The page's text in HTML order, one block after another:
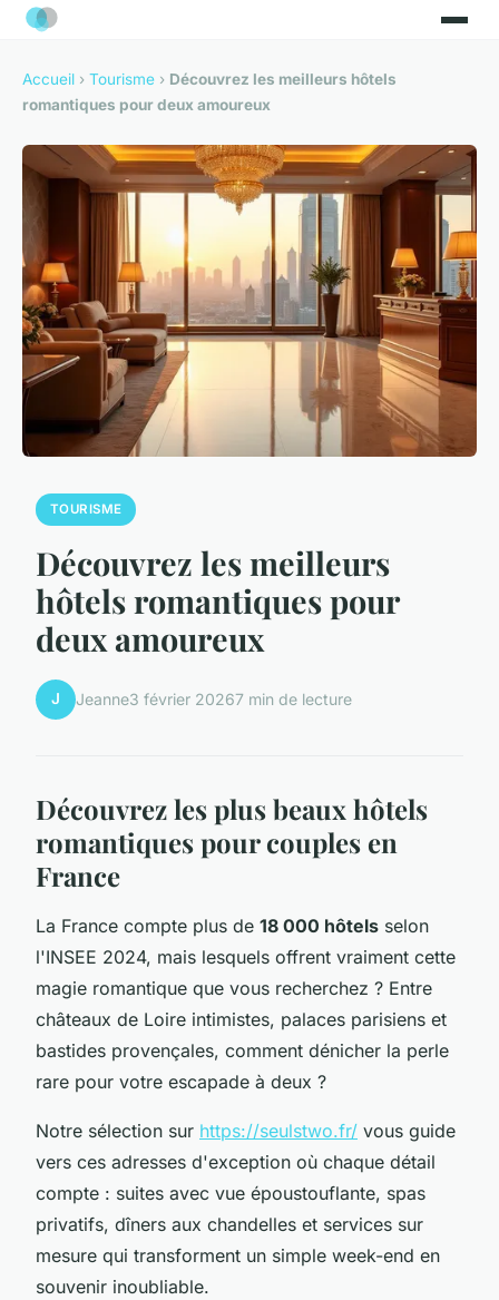
Accueil › Tourisme › Découvrez les meilleurs hôtels
romantiques pour deux amoureux
TOURISME
Découvrez les meilleurs
hôtels romantiques pour
deux amoureux
J Jeanne3 février 20267 min de lecture
Découvrez les plus beaux hôtels
romantiques pour couples en
France
La France compte plus de 18 000 hôtels selon
l'INSEE 2024, mais lesquels offrent vraiment cette
magie romantique que vous recherchez ? Entre
châteaux de Loire intimistes, palaces parisiens et
bastides provençales, comment dénicher la perle
rare pour votre escapade à deux ?
Notre sélection sur https://seulstwo.fr/ vous guide
vers ces adresses d'exception où chaque détail
compte : suites avec vue époustouflante, spas
privatifs, dîners aux chandelles et services sur
mesure qui transforment un simple week-end en
souvenir inoubliable.